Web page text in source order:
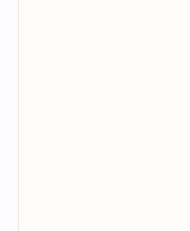
kalau kamu aktifkan
bisa membantu banget
Cara
penyajian
Nah, buat kamu yang